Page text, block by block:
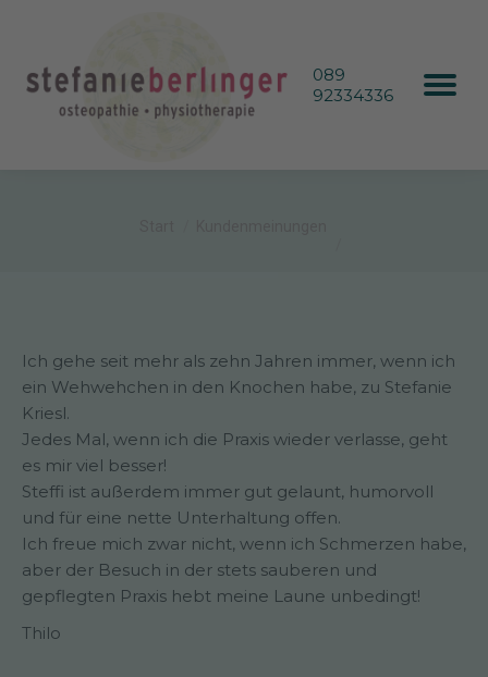
089
92334336
Ich gehe seit mehr als zehn Jahren immer, wenn ich
ein Wehwehchen in den Knochen habe, zu Stefanie
Kriesl.
Jedes Mal, wenn ich die Praxis wieder verlasse, geht
es mir viel besser!
Steffi ist außerdem immer gut gelaunt, humorvoll
und für eine nette Unterhaltung offen.
Ich freue mich zwar nicht, wenn ich Schmerzen habe,
aber der Besuch in der stets sauberen und
gepflegten Praxis hebt meine Laune unbedingt!
Thilo